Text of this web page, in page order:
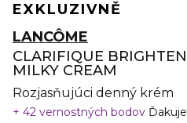
EXKLUZIVNĚ
LANCÔME
CLARIFIQUE
MILKY CREAM
Rozjasňujúci denný krém
42 vernostných bodov